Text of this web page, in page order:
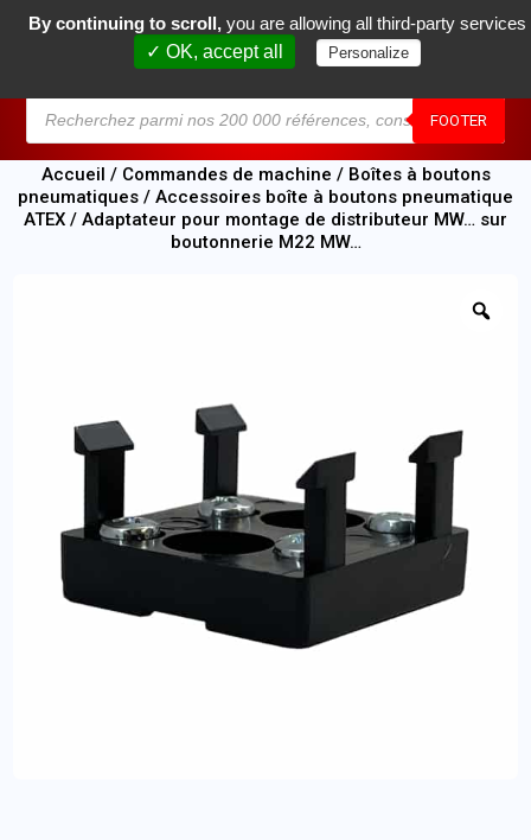
FOOTER
0
Accueil / Commandes de machine / Boîtes à boutons
pneumatiques / Accessoires boîte à boutons pneumatique
ATEX / Adaptateur pour montage de distributeur MW… sur
boutonnerie M22 MW…
By continuing to scroll, you are allowing all third-party services
✓ OK, accept all
Personalize